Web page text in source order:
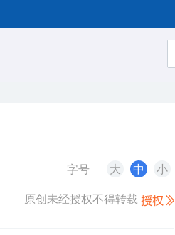
字号 大 中 小
原创未经授权不得转载